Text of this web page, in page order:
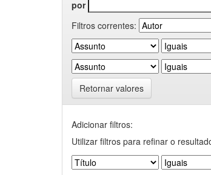
por
Filtros correntes:
Retornar valores
Adicionar filtros:
Utilizar filtros para refinar o